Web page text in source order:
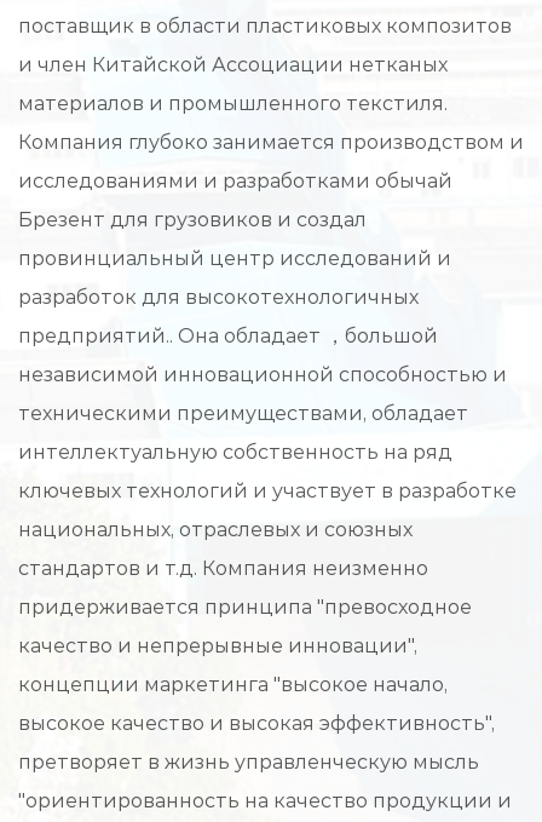
поставщик в области пластиковых композитов
и член Китайской Ассоциации нетканых
материалов и промышленного текстиля.
Компания глубоко занимается производством и
исследованиями и разработками обычай
Брезент для грузовиков и создал
провинциальный центр исследований и
разработок для высокотехнологичных
предприятий.. Она обладает ，большой
независимой инновационной способностью и
техническими преимуществами, обладает
интеллектуальную собственность на ряд
ключевых технологий и участвует в разработке
национальных, отраслевых и союзных
стандартов и т.д. Компания неизменно
придерживается принципа "превосходное
качество и непрерывные инновации",
концепции маркетинга "высокое начало,
высокое качество и высокая эффективность",
претворяет в жизнь управленческую мысль
"ориентированность на качество продукции и